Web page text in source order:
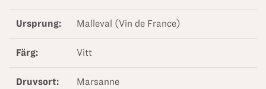
Ursprung: Malleval (Vin de France)
Färg: Vitt
Druvsort: Marsanne